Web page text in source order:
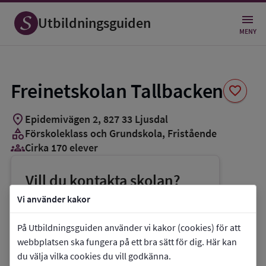
Vi använder kakor
På Utbildningsguiden använder vi kakor (cookies) för att
webbplatsen ska fungera på ett bra sätt för dig. Här kan
du välja vilka cookies du vill godkänna.
Utbildningsguiden MENY
Freinetskolan Tallbacken favorite
Spara
som
favorit
location_on Epidemivägen 2, 827 33 Ljusdal
categoryFörskoleklass och Grundskola, Fristående
groups_3Cirka 170 elever
Vill du kontakta skolan?
phoneTelefon:0651-12721
E-post: tallbacken@freinet.nu
link Webbplats:Freinetskolan Tallbacken